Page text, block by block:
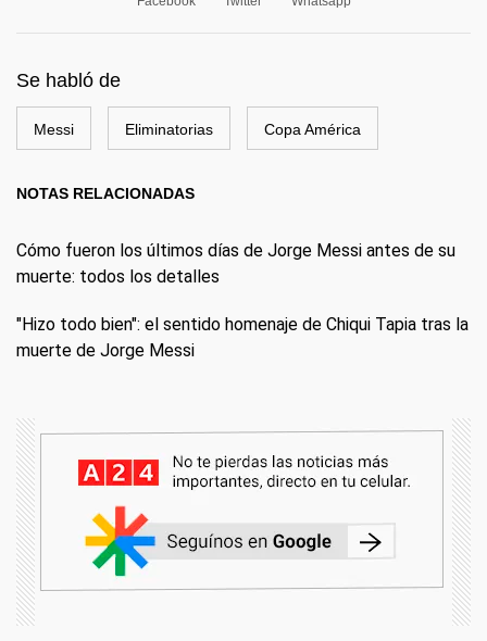
Se habló de
Messi Eliminatorias Copa América
NOTAS RELACIONADAS
Cómo fueron los últimos días de Jorge Messi antes de su
muerte: todos los detalles
"Hizo todo bien": el sentido homenaje de Chiqui Tapia tras la
muerte de Jorge Messi